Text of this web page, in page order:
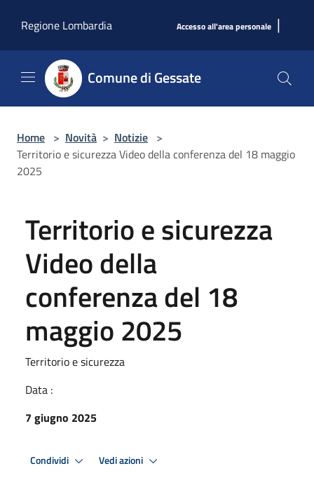
Regione Lombardia
Accesso all'area personale |
Comune di Gessate
Home > Novità > Notizie >
Territorio e sicurezza Video della conferenza del 18 maggio
2025
Territorio e sicurezza
Video della
conferenza del 18
maggio 2025
Territorio e sicurezza
Data :
7 giugno 2025
Condividi Vedi azioni